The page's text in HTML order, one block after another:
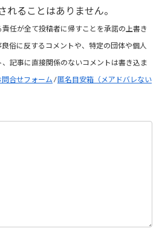
れることはありません。
任が全て投稿者に帰すことを承諾の上書き
俗に反するコメントや、特定の団体や個人
記事に直接関係のないコメントは書き込ま
問合せフォーム /匿名目安箱（メアドバレない